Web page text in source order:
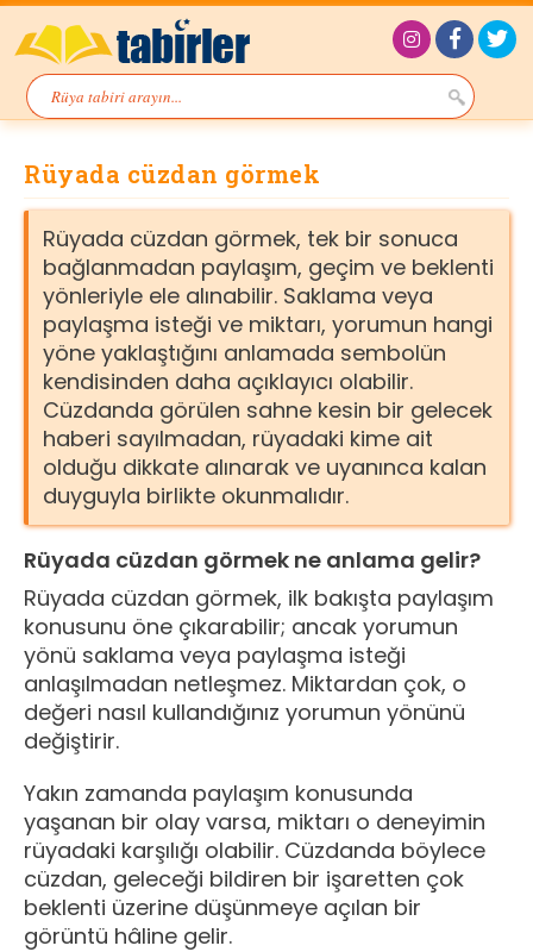
Rüyada cüzdan görmek
Rüyada cüzdan görmek, tek bir sonuca
bağlanmadan paylaşım, geçim ve beklenti
yönleriyle ele alınabilir. Saklama veya
paylaşma isteği ve miktarı, yorumun hangi
yöne yaklaştığını anlamada sembolün
kendisinden daha açıklayıcı olabilir.
Cüzdanda görülen sahne kesin bir gelecek
haberi sayılmadan, rüyadaki kime ait
olduğu dikkate alınarak ve uyanınca kalan
duyguyla birlikte okunmalıdır.
Rüyada cüzdan görmek ne anlama gelir?
Rüyada cüzdan görmek, ilk bakışta paylaşım
konusunu öne çıkarabilir; ancak yorumun
yönü saklama veya paylaşma isteği
anlaşılmadan netleşmez. Miktardan çok, o
değeri nasıl kullandığınız yorumun yönünü
değiştirir.
Yakın zamanda paylaşım konusunda
yaşanan bir olay varsa, miktarı o deneyimin
rüyadaki karşılığı olabilir. Cüzdanda böylece
cüzdan, geleceği bildiren bir işaretten çok
beklenti üzerine düşünmeye açılan bir
görüntü hâline gelir.